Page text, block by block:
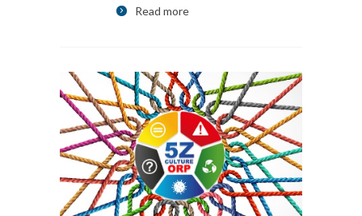
Read more